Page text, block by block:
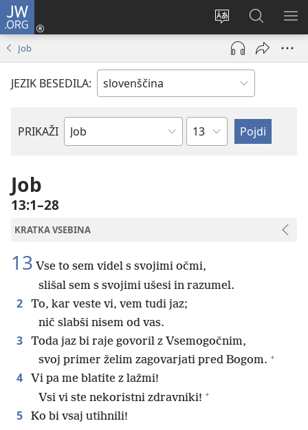
JW.ORG
Spremeni
jezik
spletnega
mesta
Prijava
(odpre
okno)
Iskanje
po
JW.ORG
Job
JEZIK BESEDILA:
PRIKAŽI
Po
Poglavje
Job
13:1–28
KRATKA VSEBINA
13 Vse to sem videl s svojimi očmi,
slišal sem s svojimi ušesi in razumel.
2
To, kar veste vi, vem tudi jaz;
nič slabši nisem od vas.
3
Toda jaz bi raje govoril z Vsemogočnim,
svoj primer želim zagovarjati pred Bogom. +
4
Vi pa me blatite z lažmi!
Vsi vi ste nekoristni zdravniki! +
5
Ko bi vsaj utihnili!